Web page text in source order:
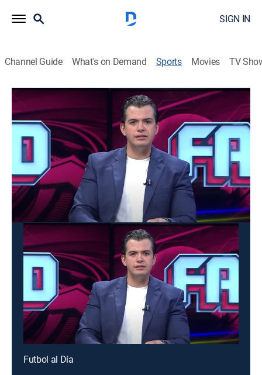
SIGN IN
Channel Guide What's on Demand Sports Movies TV
Futbol al Día
Futbol al Día
Futbol al Día (2026)
2026
La experiencia y el punto de vista de los conductores,
así como la opinión y los comentarios del público a
través del teléfono abierto.
Futbol al Día